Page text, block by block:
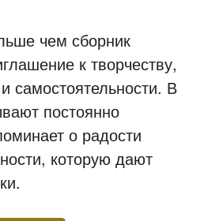
чем сборник
к творчеству,
самостоятельности. В
постоянно
о радости
которую дают